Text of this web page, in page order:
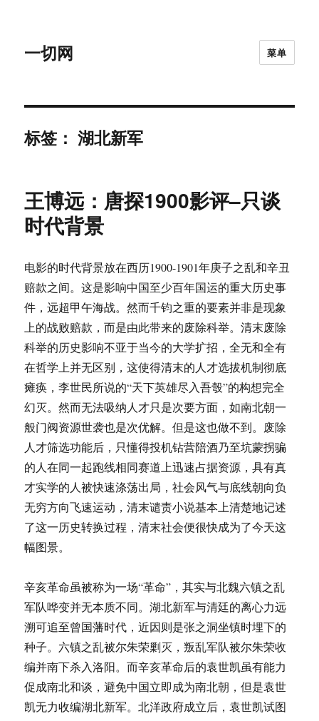
一切网 菜单
标签：湖北新军
王博远：唐探1900影评–只谈
时代背景
电影的时代背景放在西历1900-1901年庚子之乱和辛丑
赔款之间。这是影响中国至少百年国运的重大历史事
件，远超甲午海战。然而千钧之重的要素并非是现象
上的战败赔款，而是由此带来的废除科举。清末废除
科举的历史影响不亚于当今的大学扩招，全无和全有
在哲学上并无区别，这使得清末的人才选拔机制彻底
瘫痪，李世民所说的“天下英雄尽入吾彀”的构想完全
幻灭。然而无法吸纳人才只是次要方面，如南北朝一
般门阀资源世袭也是次优解。但是这也做不到。废除
人才筛选功能后，只懂得投机钻营陪酒乃至坑蒙拐骗
的人在同一起跑线相同赛道上迅速占据资源，具有真
才实学的人被快速涤荡出局，社会风气与底线朝向负
无穷方向飞速运动，清末谴责小说基本上清楚地记述
了这一历史转换过程，清末社会便很快成为了今天这
幅图景。
辛亥革命虽被称为一场“革命”，其实与北魏六镇之乱
军队哗变并无本质不同。湖北新军与清廷的离心力远
溯可追至曾国藩时代，近因则是张之洞坐镇时埋下的
种子。六镇之乱被尔朱荣剿灭，叛乱军队被尔朱荣收
编并南下杀入洛阳。而辛亥革命后的袁世凯虽有能力
促成南北和谈，避免中国立即成为南北朝，但是袁世
凯无力收编湖北新军。北洋政府成立后，袁世凯试图